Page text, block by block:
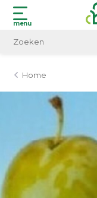
menu
Home